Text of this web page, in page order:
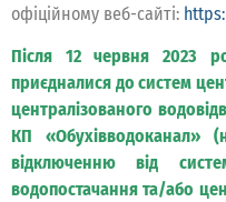
офіційному веб-сайті:
Після 12 червня 2023
приєдналися до систем
централізованого
КП «Обухівводоканал»
відключенню від
водопостачання та/або